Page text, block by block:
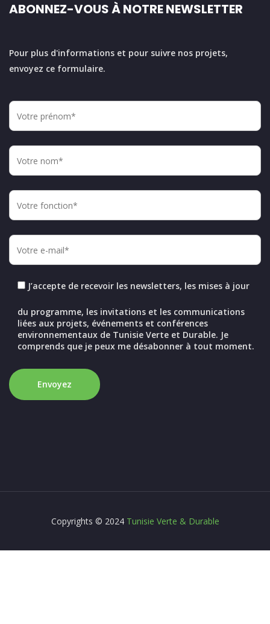
ABONNEZ-VOUS À NOTRE NEWSLETTER
Pour plus d'informations et pour suivre nos projets,
envoyez ce formulaire.
J’accepte de recevoir les newsletters, les mises à jour
du programme, les invitations et les communications
liées aux projets, événements et conférences
environnementaux de Tunisie Verte et Durable. Je
comprends que je peux me désabonner à tout moment.
Copyrights © 2024 Tunisie Verte & Durable